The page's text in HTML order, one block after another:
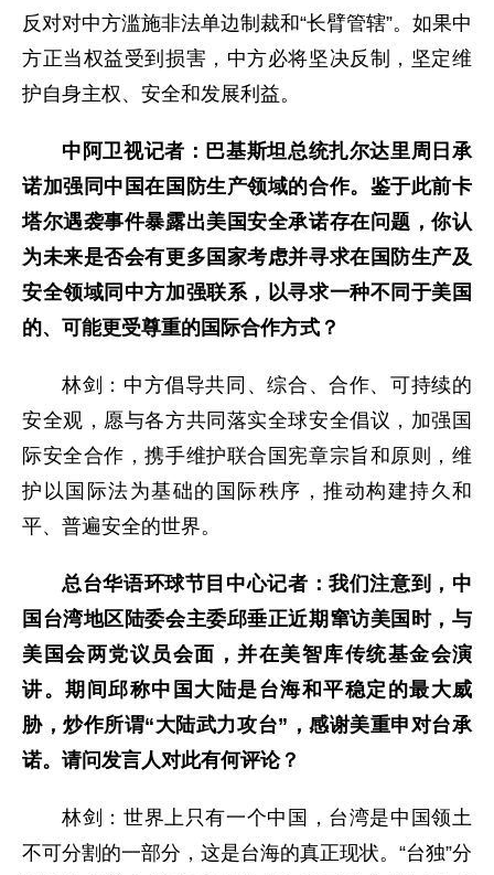
反对对中方滥施非法单边制裁和“长臂管辖”。如果中
方正当权益受到损害，中方必将坚决反制，坚定维
护自身主权、安全和发展利益。
中阿卫视记者：巴基斯坦总统扎尔达里周日承
诺加强同中国在国防生产领域的合作。鉴于此前卡
塔尔遇袭事件暴露出美国安全承诺存在问题，你认
为未来是否会有更多国家考虑并寻求在国防生产及
安全领域同中方加强联系，以寻求一种不同于美国
的、可能更受尊重的国际合作方式？
林剑：中方倡导共同、综合、合作、可持续的
安全观，愿与各方共同落实全球安全倡议，加强国
际安全合作，携手维护联合国宪章宗旨和原则，维
护以国际法为基础的国际秩序，推动构建持久和
平、普遍安全的世界。
总台华语环球节目中心记者：我们注意到，中
国台湾地区陆委会主委邱垂正近期窜访美国时，与
美国会两党议员会面，并在美智库传统基金会演
讲。期间邱称中国大陆是台海和平稳定的最大威
胁，炒作所谓“大陆武力攻台”，感谢美重申对台承
诺。请问发言人对此有何评论？
林剑：世界上只有一个中国，台湾是中国领土
不可分割的一部分，这是台海的真正现状。“台独”分